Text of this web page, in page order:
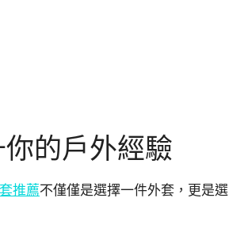
的戶外經驗
推薦不僅僅是選擇一件外套，更是選